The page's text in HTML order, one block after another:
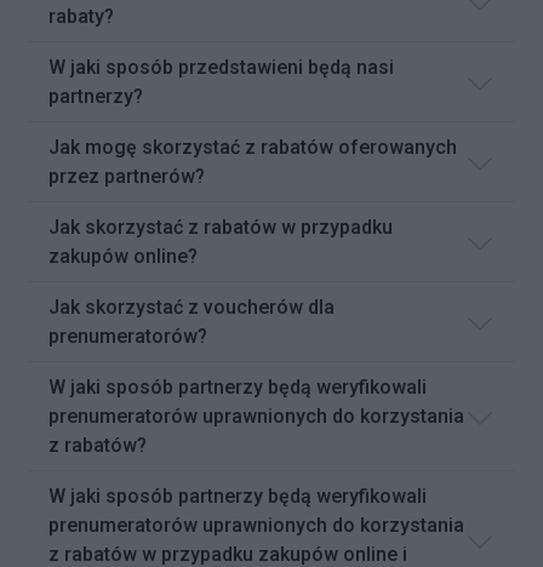
rabaty?
W jaki sposób przedstawieni będą nasi
partnerzy?
Jak mogę skorzystać z rabatów oferowanych
przez partnerów?
Jak skorzystać z rabatów w przypadku
zakupów online?
Jak skorzystać z voucherów dla
prenumeratorów?
W jaki sposób partnerzy będą weryfikowali
prenumeratorów uprawnionych do korzystania
z rabatów?
W jaki sposób partnerzy będą weryfikowali
prenumeratorów uprawnionych do korzystania
z rabatów w przypadku zakupów online i